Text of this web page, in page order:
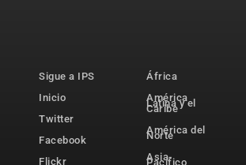
Sigue a IPS
Inicio
Twitter
Facebook
Flickr
África
América
Latina y el
Caribe
América del
Norte
Asia-
Pacífico